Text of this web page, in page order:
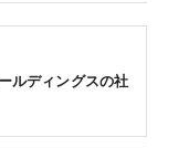
ルディングスの社